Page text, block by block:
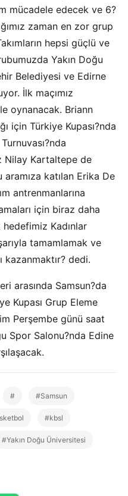
mücadele edecek ve 6?
zaman en zor grup
hepsi güçlü ve
Yakın Doğu
Belediyesi ve Edirne
İlk maçımız
oynanacak. Briann
için Türkiye Kupası?nda
Nilay Kartaltepe de
katılan Erika De
antrenmanlarına
için biraz daha
Kadınlar
tamamlamak ve
kazanmaktır? dedi.
arasında Samsun?da
Kupası Grup Eleme
Perşembe günü saat
Spor Salonu?nda Edine
# #Samsun
#kbsl
#Yakın Doğu Üniversitesi